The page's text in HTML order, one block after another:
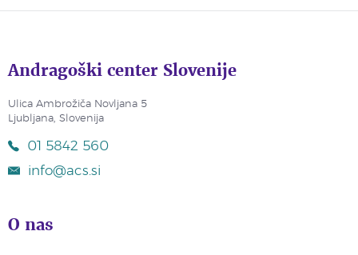
Andragoški center Slovenije
Ulica Ambrožiča Novljana 5
Ljubljana, Slovenija
01 5842 560
info@acs.si
O nas